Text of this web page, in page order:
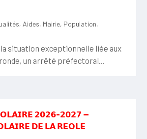
, Aides, Mairie, Population,
situation exceptionnelle liée aux
un arrêté préfectoral...
𝟮𝟬𝟮𝟲-𝟮𝟬𝟮𝟳 —
𝗗𝗘 𝗟𝗔 𝗥𝗘́𝗢𝗟𝗘